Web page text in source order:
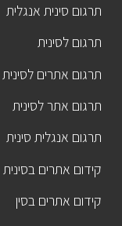
תרגום סינית אנגלית
תרגום לסינית
תרגום אתרים לסינית
תרגום אתר לסינית
תרגום אנגלית סינית
קידום אתרים בסינית
קידום אתרים בסין